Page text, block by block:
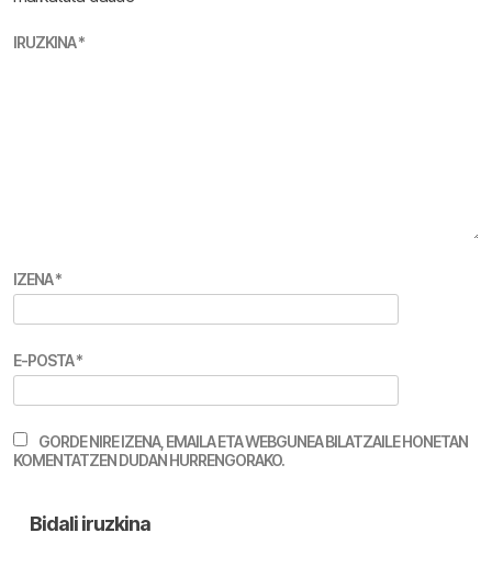
IRUZKINA*
IZENA*
E-POSTA*
GORDE NIRE IZENA, EMAILA ETA WEBGUNEA BILATZAILE HONETAN
KOMENTATZEN DUDAN HURRENGORAKO.